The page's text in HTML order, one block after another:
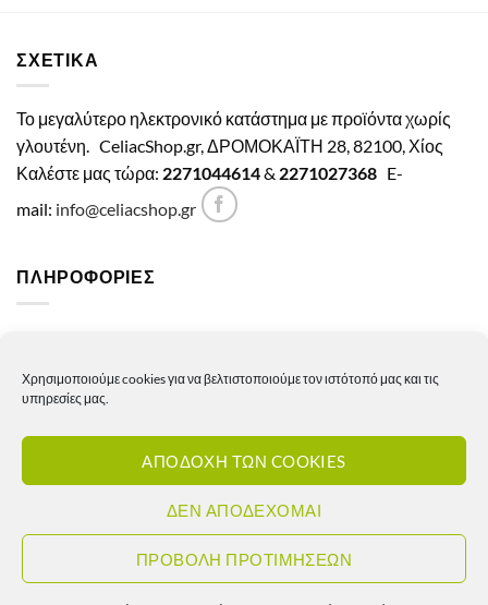
Χρησιμοποιούμε cookies για να βελτιστοποιούμε τον ιστότοπό μας και τις
υπηρεσίες μας.
ΑΠΟΔΟΧΗ ΤΩΝ COOKIES
ΔΕΝ ΑΠΟΔΕΧΟΜΑΙ
ΠΡΟΒΟΛΗ ΠΡΟΤΙΜΗΣΕΩΝ
ΣΧΕΤΙΚΑ
Το μεγαλύτερο ηλεκτρονικό κατάστημα με προϊόντα χωρίς
γλουτένη. CeliacShop.gr, ΔΡΟΜΟΚΑΪΤΗ 28, 82100, Χίος
Καλέστε μας τώρα: 2271044614& 2271027368 E-
mail: info@celiacshop.gr
ΠΛΗΡΟΦΟΡΙΕΣ
Πολιτική Απορρήτου
Πολιτική επιστροφών – ακυρώσεων
Πολιτική αποστολών